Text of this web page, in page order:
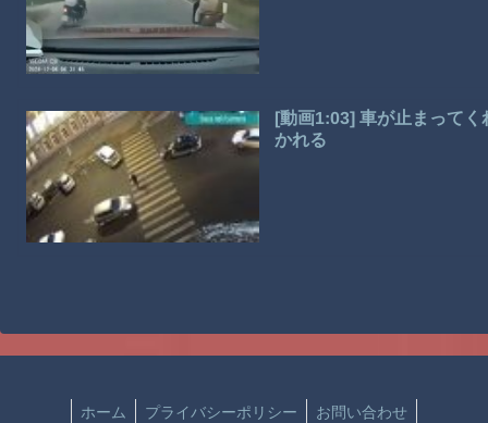
[動画1:03] 車が止まって
かれる
ホーム プライバシーポリシー お問い合わせ